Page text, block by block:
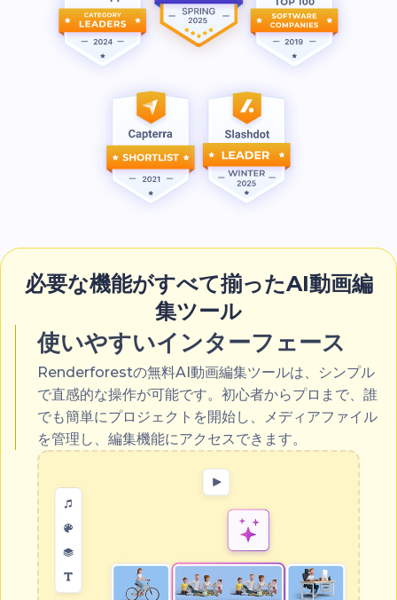
必要な機能がすべて揃ったAI動画編
集ツール
使いやすいインターフェース
Renderforestの無料AI動画編集ツールは、シンプル
で直感的な操作が可能です。初心者からプロまで、誰
でも簡単にプロジェクトを開始し、メディアファイル
を管理し、編集機能にアクセスできます。